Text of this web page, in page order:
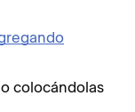
o colocándolas